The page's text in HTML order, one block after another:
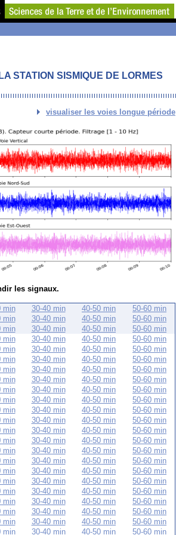
STATION SISMIQUE DE LORMES
visualiser les voies longue période
les signaux.
min 30-40 min 40-50 min
50-60 min
min 30-40 min 40-50 min
50-60 min
min 30-40 min 40-50 min
50-60 min
min 30-40 min 40-50 min
50-60 min
min 30-40 min 40-50 min
50-60 min
min 30-40 min 40-50 min
50-60 min
min 30-40 min 40-50 min
50-60 min
min 30-40 min 40-50 min
50-60 min
min 30-40 min 40-50 min
50-60 min
min 30-40 min 40-50 min
50-60 min
min 30-40 min 40-50 min
50-60 min
min 30-40 min 40-50 min
50-60 min
min 30-40 min 40-50 min
50-60 min
min 30-40 min 40-50 min
50-60 min
min 30-40 min 40-50 min
50-60 min
min 30-40 min 40-50 min
50-60 min
min 30-40 min 40-50 min
50-60 min
min 30-40 min 40-50 min
50-60 min
min 30-40 min 40-50 min
50-60 min
min 30-40 min 40-50 min
50-60 min
min 30-40 min 40-50 min
50-60 min
min 30-40 min 40-50 min
50-60 min
min 30-40 min 40-50 min 50-60 min